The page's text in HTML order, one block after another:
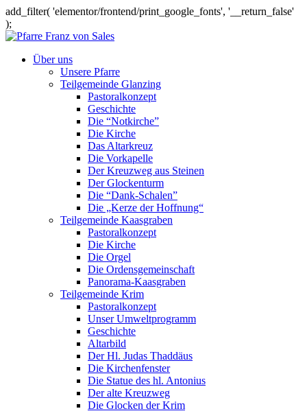
add_filter( 'elementor/frontend/print_google_fonts', '__return_false'
);
Über uns
Unsere Pfarre
Teilgemeinde Glanzing
Pastoralkonzept
Geschichte
Die “Notkirche”
Die Kirche
Das Altarkreuz
Die Vorkapelle
Der Kreuzweg aus Steinen
Der Glockenturm
Die “Dank-Schalen”
Die „Kerze der Hoffnung“
Teilgemeinde Kaasgraben
Pastoralkonzept
Die Kirche
Die Orgel
Die Ordensgemeinschaft
Panorama-Kaasgraben
Teilgemeinde Krim
Pastoralkonzept
Unser Umweltprogramm
Geschichte
Altarbild
Der Hl. Judas Thaddäus
Die Kirchenfenster
Die Statue des hl. Antonius
Der alte Kreuzweg
Die Glocken der Krim